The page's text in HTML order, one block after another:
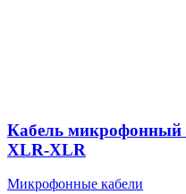
Кабель микрофонный
XLR-XLR
Микрофонные кабели